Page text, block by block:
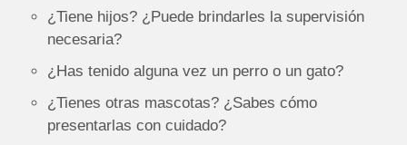
¿Tiene hijos? ¿Puede brindarles la supervisión
necesaria?
¿Has tenido alguna vez un perro o un gato?
¿Tienes otras mascotas? ¿Sabes cómo
presentarlas con cuidado?